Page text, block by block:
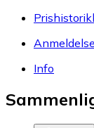
Info